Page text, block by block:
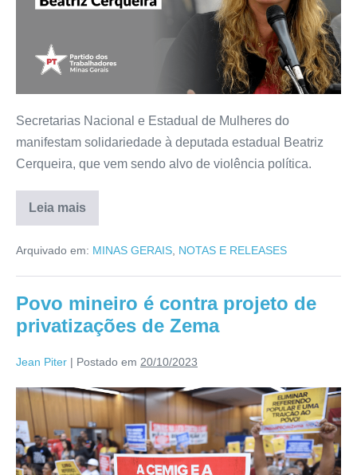
Secretarias Nacional e Estadual de Mulheres do
manifestam solidariedade à deputada estadual Beatriz
Cerqueira, que vem sendo alvo de violência política.
Leia mais
Arquivado em: MINAS GERAIS, NOTAS E RELEASES
Povo mineiro é contra projeto de
privatizações de Zema
Jean Piter | Postado em 20/10/2023